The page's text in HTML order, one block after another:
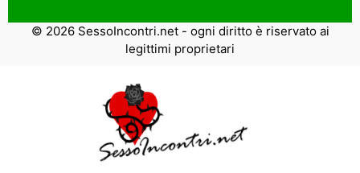
© 2026 SessoIncontri.net - ogni diritto è riservato ai
legittimi proprietari